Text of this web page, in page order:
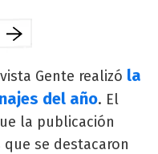
Gente realizó la
del año. El
la publicación
se destacaron